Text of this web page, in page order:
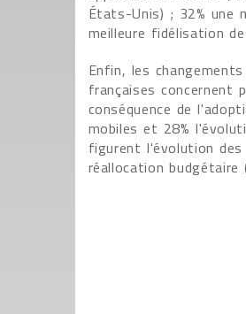
États-Unis) ; 32% une
meilleure fidélisation
Enfin, les
françaises concernent
conséquence de
mobiles et 28%
figurent l'évolution
réallocation budgétaire